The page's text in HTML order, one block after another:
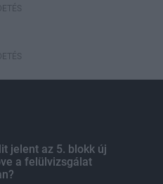
jelent az 5. blokk új
a felülvizsgálat